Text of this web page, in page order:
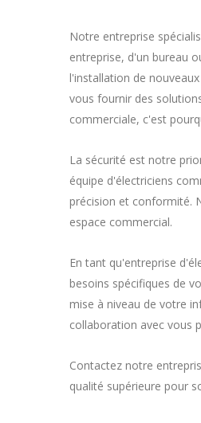
Notre entreprise
entreprise, d'un bureau
l'installation de
vous fournir des
commerciale, c'est
La sécurité est notre
équipe d'électriciens
précision et conformité.
espace commercial.
En tant qu'entreprise
besoins spécifiques de
mise à niveau de votre
collaboration avec vous
Contactez notre
qualité supérieure pour